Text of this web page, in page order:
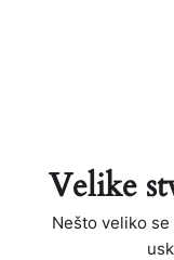
Velike
Nešto veliko